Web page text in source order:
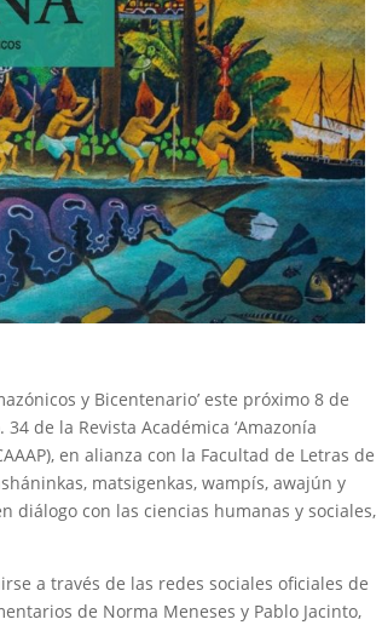
y Bicentenario’ este próximo 8 de
de la Revista Académica ‘Amazonía
en alianza con la Facultad de Letras de
matsigenkas, wampís, awajún y
diálogo con las ciencias humanas y sociales,
a través de las redes sociales oficiales de
de Norma Meneses y Pablo Jacinto,